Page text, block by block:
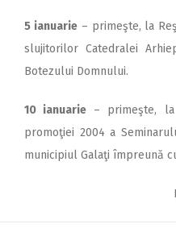
5 ianuarie– primeşte, la
slujitorilor Catedralei
Botezului Domnului.
10 ianuarie – primeşte,
promoţiei 2004 a
municipiul Galaţi împreună